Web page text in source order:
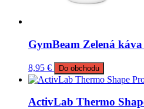
GymBeam Zelená
8,95 € Do obchodu
ActivLab Thermo